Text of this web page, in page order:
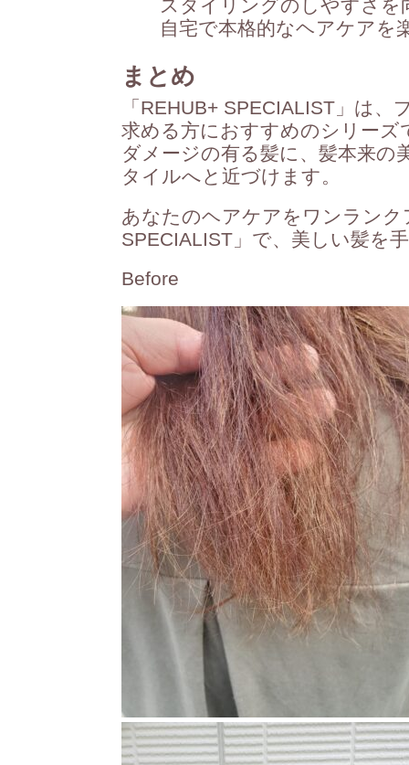
スタイリングのしやすさを
自宅で本格的なヘアケアを
まとめ
「REHUB+ SPECIALIST」は
求める方におすすめのシリーズ
ダメージの有る髪に、髪本来の
タイルへと近づけます。
あなたのヘアケアをワンランク
SPECIALIST」で、美しい髪を
Before